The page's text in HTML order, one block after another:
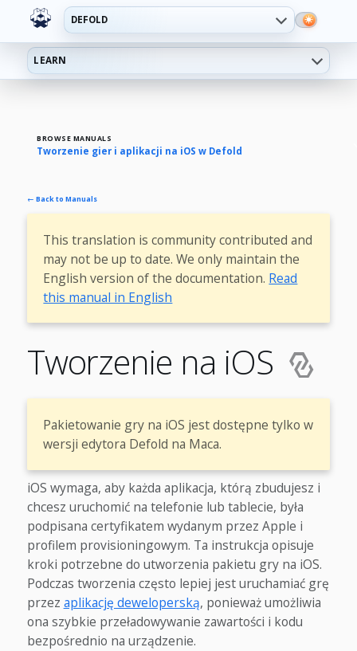
DEFOLD
LEARN
BROWSE MANUALS
Tworzenie gier i aplikacji na iOS w Defold
← Back to Manuals
This translation is community contributed and
may not be up to date. We only maintain the
English version of the documentation. Read
this manual in English
Tworzenie na iOS
Pakietowanie gry na iOS jest dostępne tylko w
wersji edytora Defold na Maca.
iOS wymaga, aby każda aplikacja, którą zbudujesz i
chcesz uruchomić na telefonie lub tablecie, była
podpisana certyfikatem wydanym przez Apple i
profilem provisioningowym. Ta instrukcja opisuje
kroki potrzebne do utworzenia pakietu gry na iOS.
Podczas tworzenia często lepiej jest uruchamiać grę
przez aplikację deweloperską, ponieważ umożliwia
ona szybkie przeładowywanie zawartości i kodu
bezpośrednio na urządzenie.